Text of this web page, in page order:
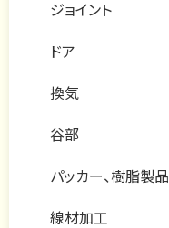
ジョイント
ドア
換気
谷部
パッカー、樹脂製品
線材加工